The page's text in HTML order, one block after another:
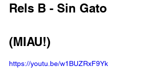
Rels B - Sin Gato
(MIAU!)
https://youtu.be/w1BUZRxF9Yk